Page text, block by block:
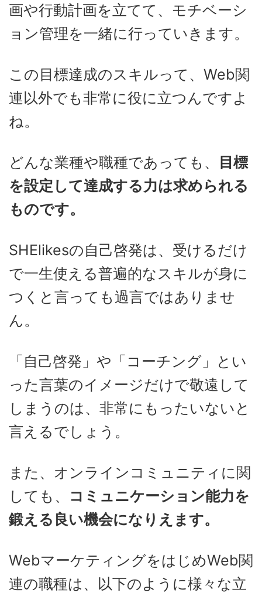
画や行動計画を立てて、モチベーシ
ョン管理を一緒に行っていきます。
この目標達成のスキルって、Web関
連以外でも非常に役に立つんですよ
ね。
どんな業種や職種であっても、
目標
を設定して達成する力は求められる
ものです。
SHElikesの自己啓発は、受けるだけ
で一生使える普遍的なスキルが身に
つくと言っても過言ではありませ
ん。
「自己啓発」や「コーチング」とい
った言葉のイメージだけで敬遠して
しまうのは、非常にもったいないと
言えるでしょう。
また、オンラインコミュニティに関
しても、 コミュニケーション能力を
鍛える良い機会になりえます。
WebマーケティングをはじめWeb関
連の職種は、以下のように様々な立